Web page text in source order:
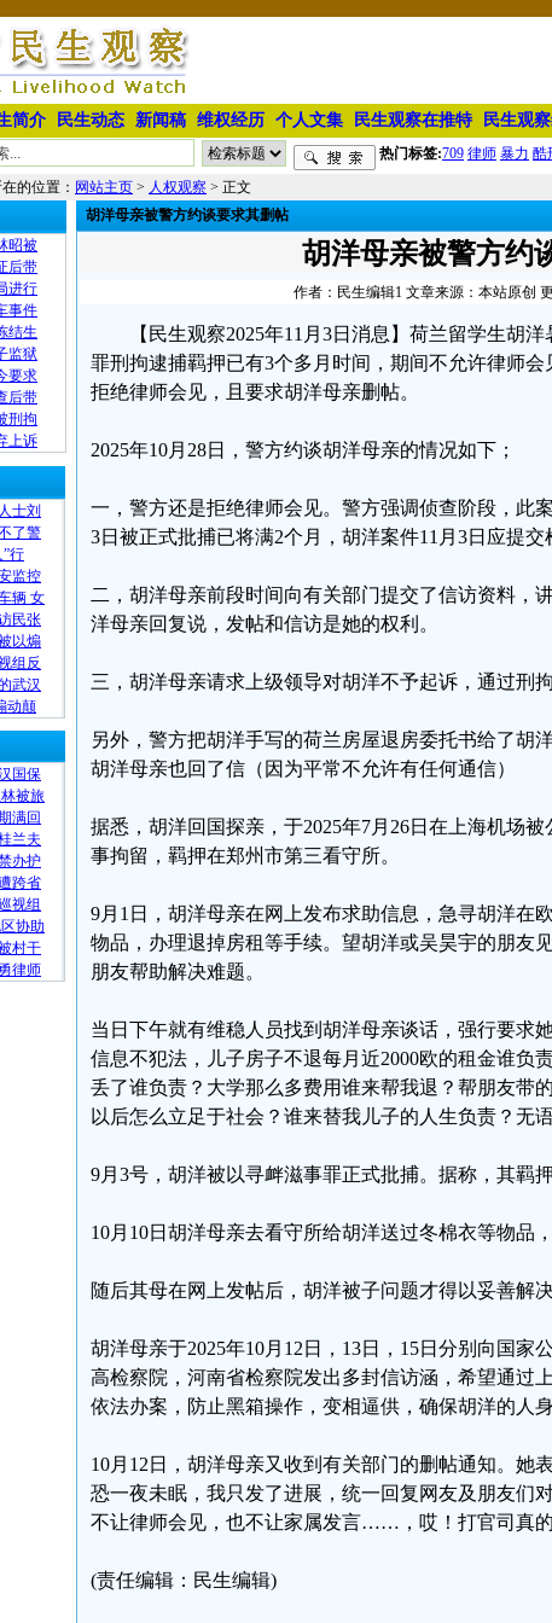
简介 民生动态 新闻稿 维权经历 个人文集 民生观察在推特 民生观
热门标签:709 律师 暴力 酷
的位置： 网站主页 > 人权观察 > 正文
昭被
后带
进行
事件
结生
监狱
要求
后带
刑拘
上诉
士刘
了警
行
监控
辆 女
民张
以煽
组反
武汉
动颠
国保
被旅
满回
兰夫
办护
跨省
视组
协助
村干
律师
胡洋母亲被警方约谈要求其删帖
胡洋母亲被警方约
作者：民生编辑1 文章来源：本站原创
【民生观察2025年11月3日消息】荷兰留学生胡
罪刑拘逮捕羁押已有3个多月时间，期间不允许律师
拒绝律师会见，且要求胡洋母亲删帖。
2025年10月28日，警方约谈胡洋母亲的情况如下；
一，警方还是拒绝律师会见。警方强调侦查阶段，此
3日被正式批捕已将满2个月，胡洋案件11月3日应提交
二，胡洋母亲前段时间向有关部门提交了信访资料，
洋母亲回复说，发帖和信访是她的权利。
三，胡洋母亲请求上级领导对胡洋不予起诉，通过刑
另外，警方把胡洋手写的荷兰房屋退房委托书给了胡
胡洋母亲也回了信（因为平常不允许有任何通信）
据悉，胡洋回国探亲，于2025年7月26日在上海机场
事拘留，羁押在郑州市第三看守所。
9月1日，胡洋母亲在网上发布求助信息，急寻胡洋在
物品，办理退掉房租等手续。望胡洋或吴昊宇的朋友
朋友帮助解决难题。
当日下午就有维稳人员找到胡洋母亲谈话，强行要求
信息不犯法，儿子房子不退每月近2000欧的租金谁负
丢了谁负责？大学那么多费用谁来帮我退？帮朋友带
以后怎么立足于社会？谁来替我儿子的人生负责？无
9月3号，胡洋被以寻衅滋事罪正式批捕。据称，其羁
10月10日胡洋母亲去看守所给胡洋送过冬棉衣等物品
随后其母在网上发帖后，胡洋被子问题才得以妥善解决
胡洋母亲于2025年10月12日，13日，15日分别向国
高检察院，河南省检察院发出多封信访涵，希望通过
依法办案，防止黑箱操作，变相逼供，确保胡洋的人身
10月12日，胡洋母亲又收到有关部门的删帖通知。
恐一夜未眠，我只发了进展，统一回复网友及朋友们
不让律师会见，也不让家属发言……，哎！打官司真
(责任编辑：民生编辑)